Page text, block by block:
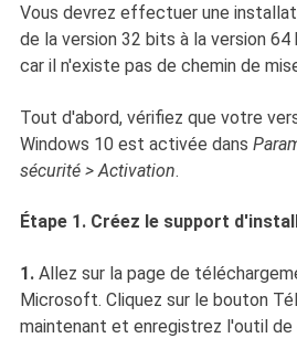
Vous devrez effectuer une
de la version 32 bits à la version
car il n'existe pas de chemin de
Tout d'abord, vérifiez que votre
Windows 10 est activée dans
sécurité > Activation.
Étape 1. Créez le support
1. Allez sur la page de
Microsoft. Cliquez sur le bouton
maintenant et enregistrez l'outil de